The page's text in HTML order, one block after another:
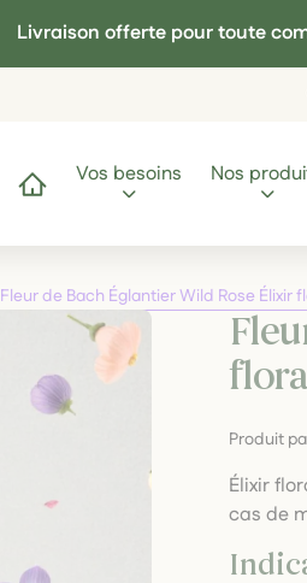
Livraison offerte pour toute
Accueil
Vos besoins Nos
Fleur de Bach Églantier Wild Rose Élixir
Produit
Élixir
cas de